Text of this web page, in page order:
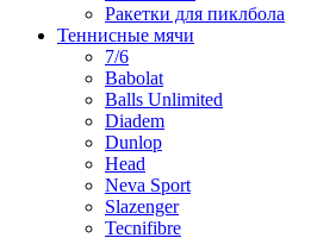
Ракетки для пиклбола
Теннисные мячи
7/6
Babolat
Balls Unlimited
Diadem
Dunlop
Head
Neva Sport
Slazenger
Tecnifibre